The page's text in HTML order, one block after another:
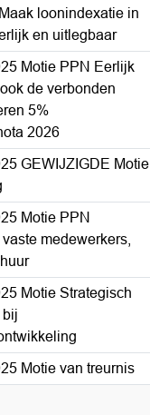
loonindexatie in
en uitlegbaar
Motie PPN Eerlijk
de verbonden
5%
2026
GEWIJZIGDE Motie
Motie PPN
vaste medewerkers,
Motie Strategisch
bij
Motie van treurnis